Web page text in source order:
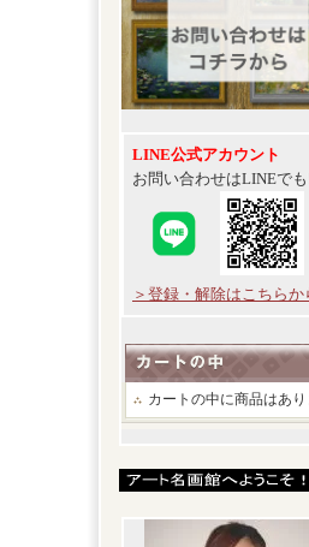
LINE公式アカウント
お問い合わせはLINEで
＞登録・解除はこちらか
カートの中に商品はあ